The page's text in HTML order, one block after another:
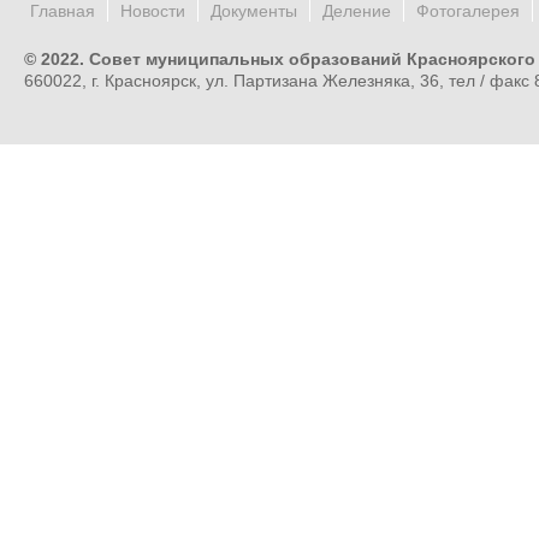
Главная Новости Документы Деление Фотогалерея
© 2022. Совет муниципальных образований Красноярского
660022, г. Красноярск, ул. Партизана Железняка, 36, тел /